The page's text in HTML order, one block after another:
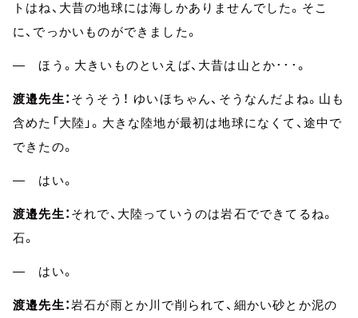
トはね、大昔の地球には海しかありませんでした。そこ
に、でっかいものができました。
― ほう。大きいものといえば、大昔は山とか･･･。
渡邉先生： そうそう！ ゆいほちゃん、そうなんだよね。山も
含めた「大陸」。大きな陸地が最初は地球になくて、途中で
できたの。
― はい。
渡邉先生： それで、大陸っていうのは岩石でできてるね。
石。
― はい。
渡邉先生：岩石が雨とか川で削られて、細かい砂とか泥の